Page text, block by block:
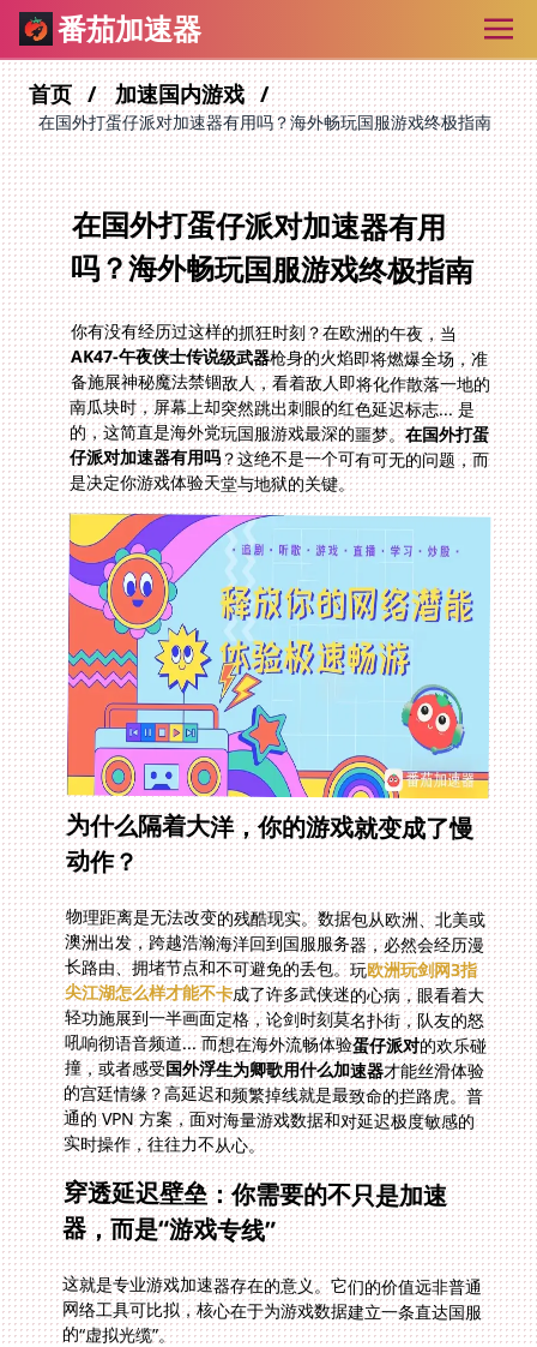
番茄加速器
首页 加速国内游戏
在国外打蛋仔派对加速器有用吗？海外畅玩国服游戏终极指南
在国外打蛋仔派对加速器有用
吗？海外畅玩国服游戏终极指南
你有没有经历过这样的抓狂时刻？在欧洲的午夜，当
AK47-午夜侠士传说级武器枪身的火焰即将燃爆全场，准
备施展神秘魔法禁锢敌人，看着敌人即将化作散落一地的
南瓜块时，屏幕上却突然跳出刺眼的红色延迟标志... 是
的，这简直是海外党玩国服游戏最深的噩梦。在国外打蛋
仔派对加速器有用吗？这绝不是一个可有可无的问题，而
是决定你游戏体验天堂与地狱的关键。
为什么隔着大洋，你的游戏就变成了慢
动作？
物理距离是无法改变的残酷现实。数据包从欧洲、北美或
澳洲出发，跨越浩瀚海洋回到国服服务器，必然会经历漫
长路由、拥堵节点和不可避免的丢包。玩欧洲玩剑网3指
尖江湖怎么样才能不卡成了许多武侠迷的心病，眼看着大
轻功施展到一半画面定格，论剑时刻莫名扑街，队友的怒
吼响彻语音频道... 而想在海外流畅体验蛋仔派对的欢乐碰
撞，或者感受国外浮生为卿歌用什么加速器才能丝滑体验
的宫廷情缘？高延迟和频繁掉线就是最致命的拦路虎。普
通的 VPN 方案，面对海量游戏数据和对延迟极度敏感的
实时操作，往往力不从心。
穿透延迟壁垒：你需要的不只是加速
器，而是“游戏专线”
这就是专业游戏加速器存在的意义。它们的价值远非普通
网络工具可比拟，核心在于为游戏数据建立一条直达国服
的“虚拟光缆”。